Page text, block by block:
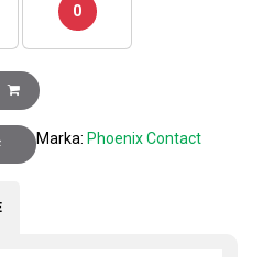
0
1P, tip 2, 20…40kA, s
Marka: Phoenix Contact